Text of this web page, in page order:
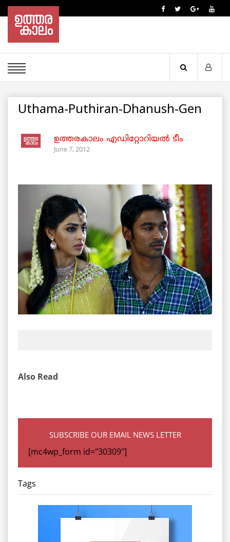
Uthama-Puthiran-Dhanush-Gen
ഉത്തരകാലം എഡിറ്റോറിയല്‍ ടീം
June 7, 2012
Also Read
SUBSCRIBE OUR EMAIL NEWS LETTER
[mc4wp_form id="30309"]
Tags